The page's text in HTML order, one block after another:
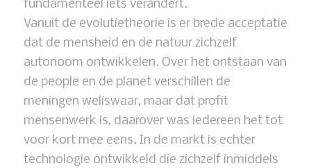
fundamenteel iets verandert.
Vanuit de evolutietheorie is er brede acceptatie
dat de mensheid en de natuur zichzelf
autonoom ontwikkelen. Over het ontstaan van
de people en de planet verschillen de
meningen weliswaar, maar dat profit
mensenwerk is, daarover was iedereen het tot
voor kort mee eens. In de markt is echter
technologie ontwikkeld die zichzelf inmiddels